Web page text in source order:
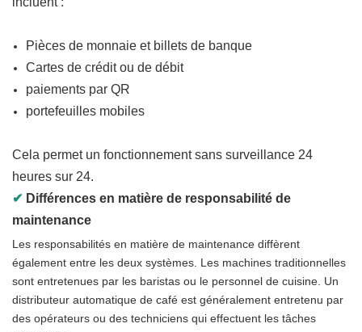
Pièces de monnaie et billets de banque
Cartes de crédit ou de débit
paiements par QR
portefeuilles mobiles
Cela permet un fonctionnement sans surveillance 24
heures sur 24.
✔ Différences en matière de responsabilité de
maintenance
Les responsabilités en matière de maintenance diffèrent
également entre les deux systèmes. Les machines traditionnelles
sont entretenues par les baristas ou le personnel de cuisine. Un
distributeur automatique de café est généralement entretenu par
des opérateurs ou des techniciens qui effectuent les tâches